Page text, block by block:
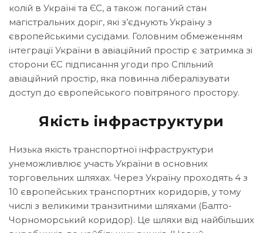
колій в Україні та ЄС, а також поганий стан
магістральних доріг, які з’єднують Україну з
європейськими сусідами. Головним обмеженням
інтеграції України в авіаційний простір є затримка зі
сторони ЄС підписання угоди про Спільний
авіаційний простір, яка повинна лібералізувати
доступ до європейського повітряного простору.
Якість інфраструктури
Низька якість транспортної інфраструктури
унеможливлює участь України в основних
торговельних шляхах. Через Україну проходять 4 з
10 європейських транспортних коридорів, у тому
числі з великими транзитними шляхами (Балто-
Чорноморський коридор). Це шляхи від найбільших